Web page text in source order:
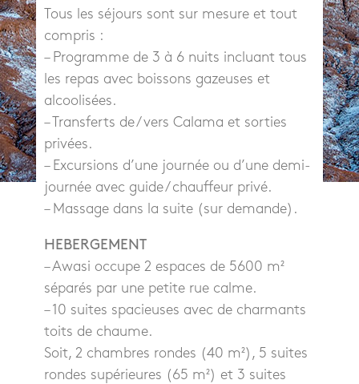
Tous les séjours sont sur mesure et tout
compris :
– Programme de 3 à 6 nuits incluant tous
les repas avec boissons gazeuses et
alcoolisées.
– Transferts de / vers Calama et sorties
privées.
– Excursions d’une journée ou d’une demi-
journée avec guide / chauffeur privé.
– Massage dans la suite (sur demande).
HEBERGEMENT
– Awasi occupe 2 espaces de 5600 m²
séparés par une petite rue calme.
– 10 suites spacieuses avec de charmants
toits de chaume.
Soit, 2 chambres rondes (40 m²), 5 suites
rondes supérieures (65 m²) et 3 suites